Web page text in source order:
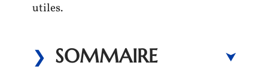
utiles.
SOMMAIRE